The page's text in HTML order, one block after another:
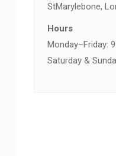
StMarylebone,
Hours
Monday–Friday:
Saturday &